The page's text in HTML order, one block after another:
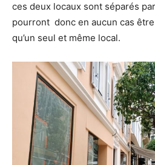
ces deux locaux sont séparés
pourront donc en aucun cas
qu’un seul et même local.